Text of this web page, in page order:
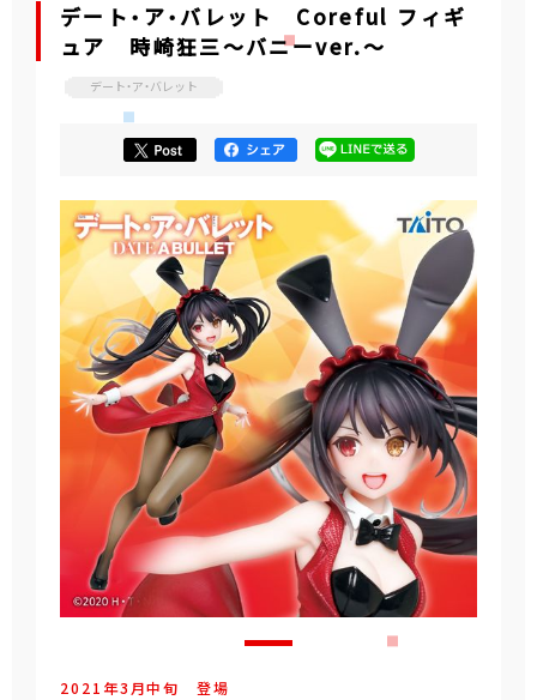
デート・ア・バレット Coreful フィギ
ュア 時崎狂三～バニーver.～
デート・ア・バレット
2021年3 月中旬 登場